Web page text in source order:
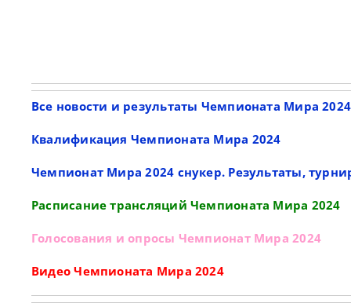
Все новости и результаты Чемпионата Мира 2024
Квалификация Чемпионата Мира 2024
Чемпионат Мира 2024 снукер. Результаты,
Расписание трансляций Чемпионата Мира 2024
Голосования и опросы Чемпионат Мира 2024
Видео Чемпионата Мира 2024